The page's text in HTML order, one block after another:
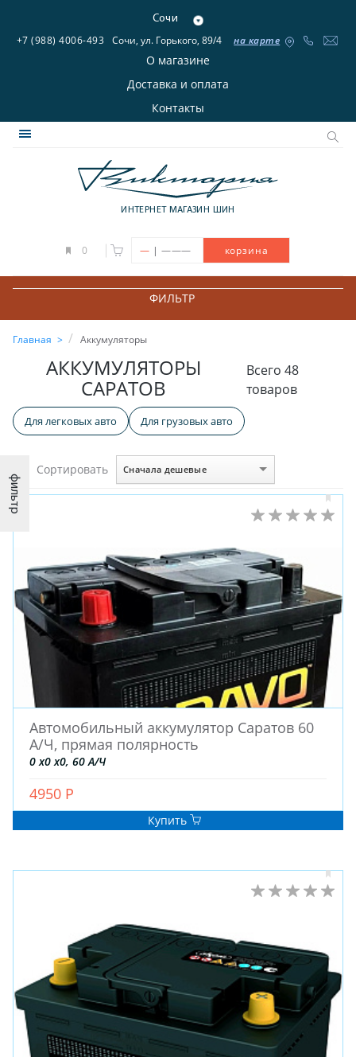
Сочи
+7 (988) 4006-493 Сочи, ул. Горького, 89/4 на карте
О магазине
Доставка и оплата
Контакты
ИНТЕРНЕТ МАГАЗИН ШИН
0 — | ——— корзина
ФИЛЬТР
Главная Аккумуляторы
АККУМУЛЯТОРЫ
САРАТОВ
Всего 48
товаров
Для легковых авто Для грузовых авто
фильтр
Сортировать Сначала дешевые
Автомобильный аккумулятор Саратов 60
А/Ч, прямая полярность
0 x0 x0, 60 А/Ч
4950 Р
Купить